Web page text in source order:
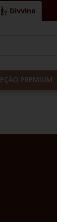
Divvino
PREMIUM